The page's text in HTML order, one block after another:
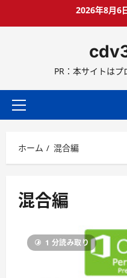
ス
ッ
2026年8月6
PR：本サイトは
メ
メ
ニ
ー
ホーム 混合編
混合編
1 分読み取り